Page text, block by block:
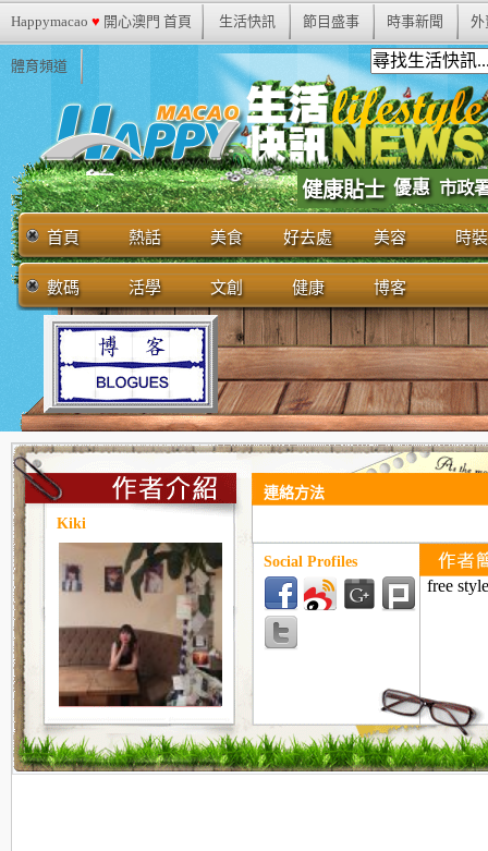
Happymacao ♥ 開心澳門 首頁 生活快訊 節目盛事 時事新聞 外
體育頻道
健康貼士 優惠 市政
首頁 熱話 美食 好去處 美容 時裝
數碼 活學 文創 健康 博客
Kiki
free style
連絡方法
Social Profiles